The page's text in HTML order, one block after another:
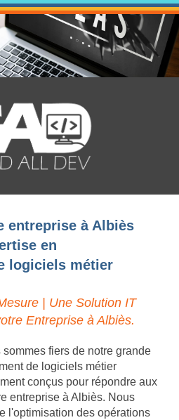
entreprise à Albiès
en
logiciels métier
| Une Solution IT
Entreprise à Albiès.
fiers de notre grande
de logiciels métier
conçus pour répondre aux
entreprise à Albiès. Nous
l'optimisation des opérations